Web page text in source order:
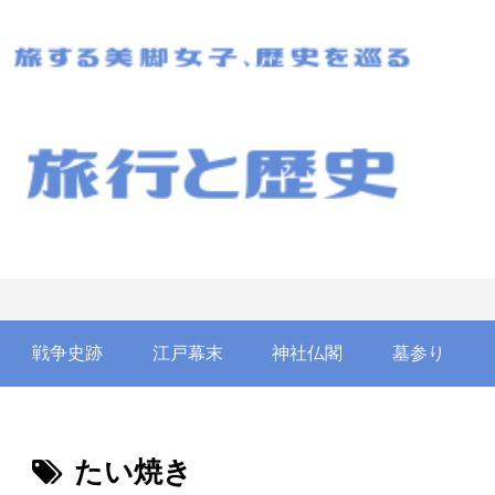
戦争史跡 江戸幕末 神社仏閣 墓参り
たい焼き